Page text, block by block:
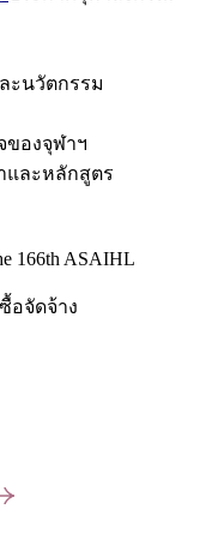
ะนวัตกรรม
ของจุฬาฯ
และหลักสูตร
166th ASAIHL
อจัดจ้าง